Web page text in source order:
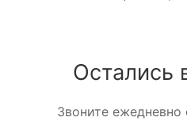
Остались
Звоните ежедневно